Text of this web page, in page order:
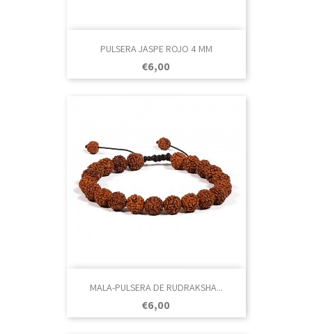
PULSERA JASPE ROJO 4 MM
Prezo
€6,00
MALA-PULSERA DE RUDRAKSHA...
Prezo
€6,00